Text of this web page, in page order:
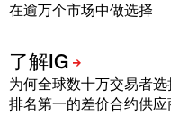
在逾万个市场中做选择
为何全球数十万交易者
排名第一的差价合约供应